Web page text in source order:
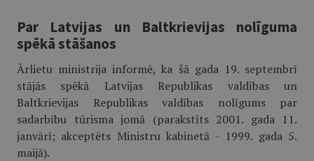
Par Latvijas un Baltkrievijas nolīguma
spēkā stāšanos
Ārlietu ministrija informē, ka šā gada 19. septembrī
stājās spēkā Latvijas Republikas valdības un
Baltkrievijas Republikas valdības nolīgums par
sadarbību tūrisma jomā (parakstīts 2001. gada 11.
janvārī; akceptēts Ministru kabinetā - 1999. gada 5.
maijā).